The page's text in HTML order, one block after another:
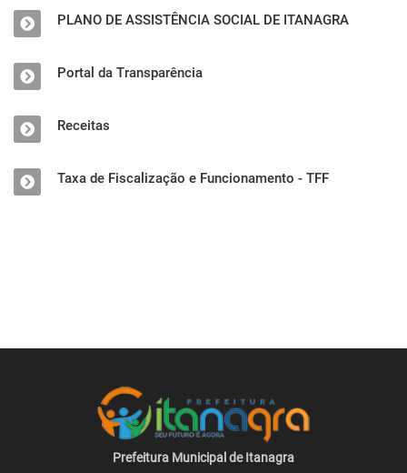
PLANO DE ASSISTÊNCIA SOCIAL DE ITANAGRA
Portal da Transparência
Receitas
Taxa de Fiscalização e Funcionamento - TFF
Prefeitura Municipal de Itanagra